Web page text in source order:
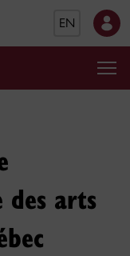
EN
des arts